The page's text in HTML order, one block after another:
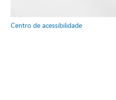
Centro de acessibilidade